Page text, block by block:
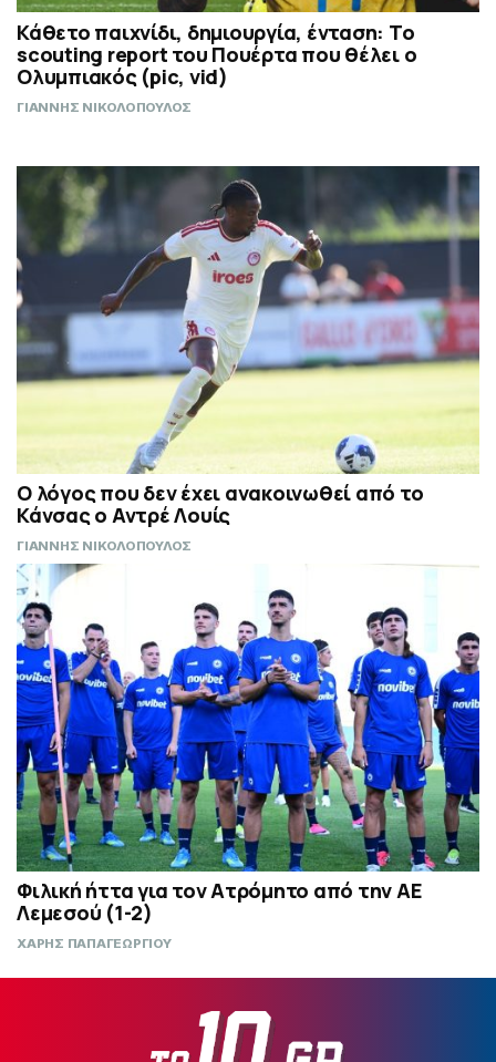
Κάθετο παιχνίδι, δημιουργία, ένταση: Το
scouting report του Πουέρτα που θέλει ο
Ολυμπιακός (pic, vid)
ΓΙΑΝΝΗΣ ΝΙΚΟΛΟΠΟΥΛΟΣ
Ο λόγος που δεν έχει ανακοινωθεί από το
Κάνσας ο Αντρέ Λουίς
ΓΙΑΝΝΗΣ ΝΙΚΟΛΟΠΟΥΛΟΣ
Φιλική ήττα για τον Ατρόμητο από την ΑΕ
Λεμεσού (1-2)
ΧΑΡΗΣ ΠΑΠΑΓΕΩΡΓΙΟΥ